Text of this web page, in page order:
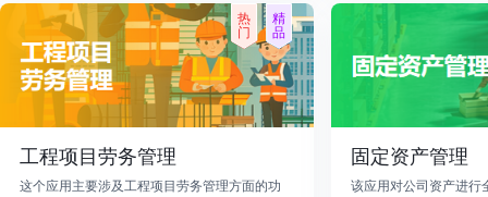
工程项目劳务管理
这个应用主要涉及工程项目劳务管理方面的功
固定资产管理
该应用对公司资产进行